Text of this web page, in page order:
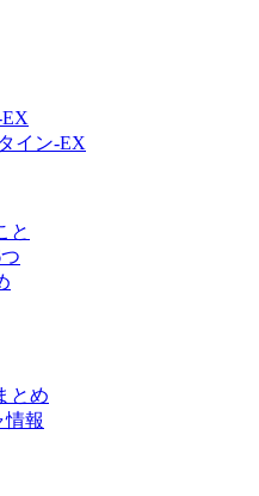
イン-EX
と
とめ
情報